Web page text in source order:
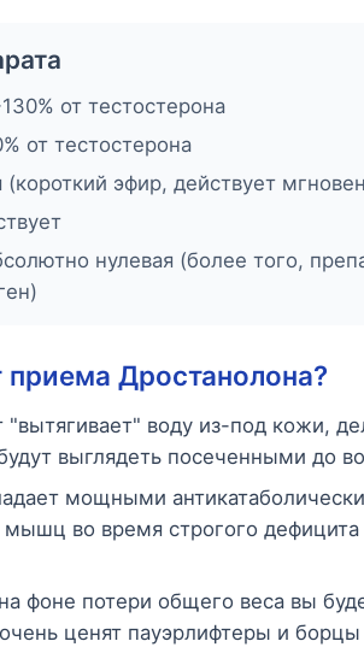
от тестостерона
от тестостерона
эфир, действует
нулевая (более того,
Дростанолона?
"вытягивает" воду из-под кожи,
выглядеть посеченными до
мощными
во время строгого дефицита
фоне потери общего веса вы
ценят пауэрлифтеры и